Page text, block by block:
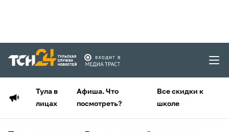
Тула в
лицах
Афиша. Что
посмотреть?
Все скидки к
школе